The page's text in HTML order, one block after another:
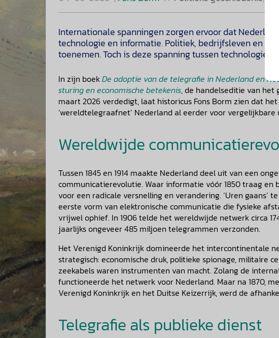
Internationale spanningen zorgen ervoor dat
technologie en informatie. Politiek, bedrijfsleven en
toenemen. Toch is deze spanning tussen technologie,
In zijn boekDe adoptie van de telegrafie in Nederland en
sturing en economische betekenis, de handelseditie van
maart 2026 verdedigt, laat historicus Fons Borm zien dat
‘wereldtelegraafnet’ Nederland al eerder voor
Wereldwijde
Tussen 1845 en 1914 maakte Nederland deel uit van een
communicatierevolutie. Waar informatie vóór 1850 traag en
voor een radicale versnelling en verandering. ‘Uren gaans’
eerste vorm van elektronische communicatie die fysieke
vrijwel ophief. In 1906 telde het wereldwijde netwerk circa
jaarlijks ongeveer 485 miljoen telegrammen verzonden.
Het Verenigd Koninkrijk domineerde het intercontinentale
strategisch: economische druk, politieke spionage, militaire
zeekabels waren instrumenten van macht. Zolang de
functioneerde het netwerk voor Nederland. Maar na 1870,
Verenigd Koninkrijk en het Duitse Keizerrijk, werd de
Telegrafie als publieke dienst